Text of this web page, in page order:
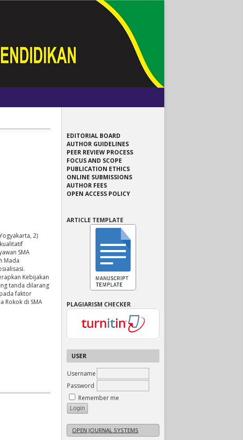
EDITORIAL BOARD
AUTHOR GUIDELINES
PEER REVIEW PROCESS
FOCUS AND SCOPE
PUBLICATION ETHICS
ONLINE SUBMISSIONS
AUTHOR FEES
OPEN ACCESS POLICY
ARTICLE TEMPLATE
PLAGIARISM CHECKER
USER
Username
Password
Remember me
OPEN JOURNAL SYSTEMS
2)
SMA
Mada
Kebijakan
tanda dilarang
faktor
Rokok di SMA